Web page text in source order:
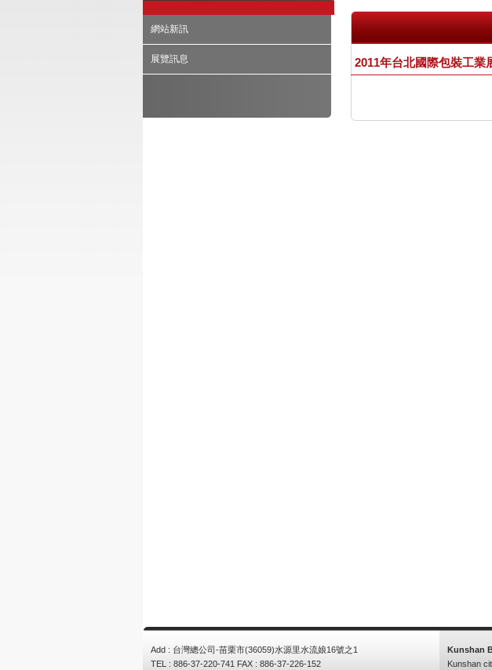
網站新訊
展覽訊息 2011年台北國際包裝工業
Add : 台灣總公司-苗栗市(36059)水源里水流娘16號之1
TEL : 886-37-220-741 FAX : 886-37-226-152
Kunshan
Kunshan